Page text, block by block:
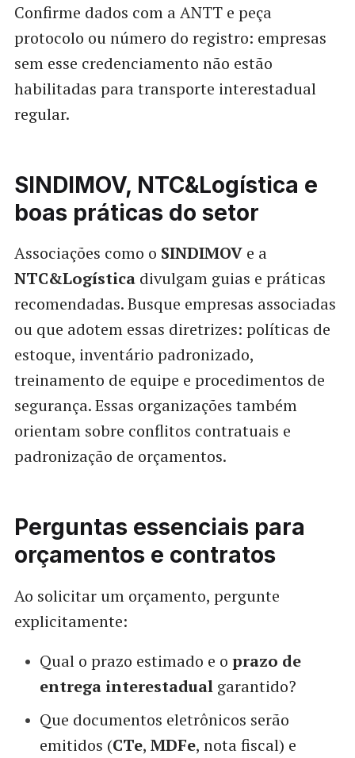
Confirme dados com a ANTT e peça
protocolo ou número do registro: empresas
sem esse credenciamento não estão
habilitadas para transporte interestadual
regular.
SINDIMOV, NTC&Logística e
boas práticas do setor
Associações como o SINDIMOVe a
NTC&Logísticadivulgam guias e práticas
recomendadas. Busque empresas associadas
ou que adotem essas diretrizes: políticas de
estoque, inventário padronizado,
treinamento de equipe e procedimentos de
segurança. Essas organizações também
orientam sobre conflitos contratuais e
padronização de orçamentos.
Perguntas essenciais para
orçamentos e contratos
Ao solicitar um orçamento, pergunte
explicitamente:
Qual o prazo estimado e o prazo de
entrega interestadualgarantido?
Que documentos eletrônicos serão
emitidos (CTe, MDFe, nota fiscal) e